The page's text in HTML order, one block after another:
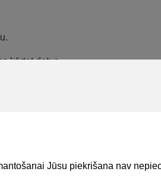
Jūsu piekrišana nav
kārtot datus.